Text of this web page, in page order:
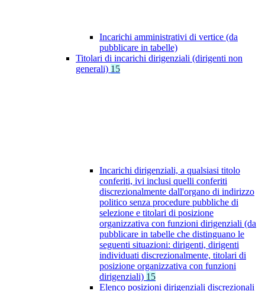
Incarichi amministrativi di vertice (da
pubblicare in tabelle)
Titolari di incarichi dirigenziali (dirigenti non
generali) 15
Incarichi dirigenziali, a qualsiasi titolo
conferiti, ivi inclusi quelli conferiti
discrezionalmente dall'organo di indirizzo
politico senza procedure pubbliche di
selezione e titolari di posizione
organizzativa con funzioni dirigenziali (da
pubblicare in tabelle che distinguano le
seguenti situazioni: dirigenti, dirigenti
individuati discrezionalmente, titolari di
posizione organizzativa con funzioni
dirigenziali) 15
Elenco posizioni dirigenziali discrezionali